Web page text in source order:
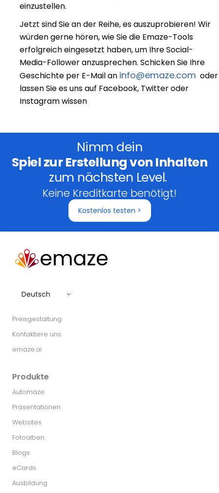
einzustellen.
Jetzt sind Sie an der Reihe, es auszuprobieren! Wir
würden gerne hören, wie Sie die Emaze-Tools
erfolgreich eingesetzt haben, um Ihre Social-
Media-Follower anzusprechen. Schicken Sie Ihre
Geschichte per E-Mail an info@emaze.com oder
lassen Sie es uns auf Facebook, Twitter oder
Instagram wissen
Nimm dein
Spiel zur Erstellung von Inhalten
zum nächsten Level.
Keine Kreditkarte benötigt!
Kostenlos testen >
Deutsch
Preisgestaltung
Kontaktiere uns
emaze.ai
Produkte
Automaze
Präsentationen
Websites
Fotoalben
Blogs
eCards
Ausbildung